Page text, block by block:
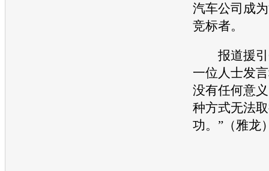
汽车公司成为
竞标者。
报道援引
一位人士发
没有任何意
种方式无法
功。”（雅龙